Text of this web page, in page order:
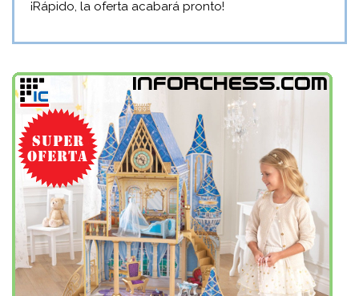
¡Rápido, la oferta acabará pronto!